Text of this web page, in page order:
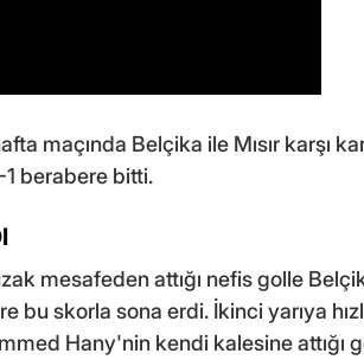
maçında Belçika ile Mısır karşı
berabere bitti.
mesafeden attığı nefis golle
bu skorla sona erdi. İkinci yarıya
Hany'nin kendi kalesine attığı